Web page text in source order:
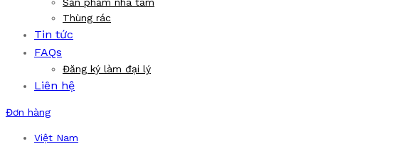
Thùng rác
Tin tức
FAQs
Đăng ký làm đại lý
Liên hệ
Đơn hàng
Việt Nam